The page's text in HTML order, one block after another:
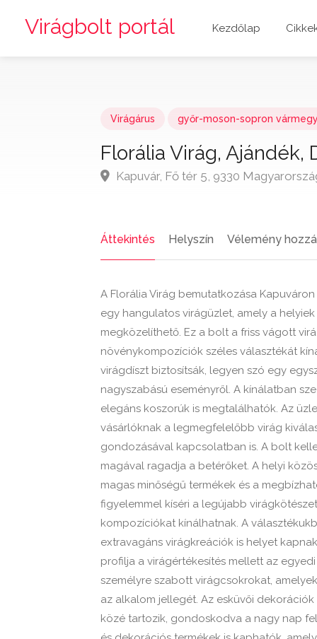
Virágbolt portál Kezdőlap
Virágárus győr-moson-sopron
Florália Virág, Ajándék,
Kapuvár, Fő tér 5, 9330
Áttekintés Helyszín Vélemény
A Florália Virág bemutatkozása
egy hangulatos virágüzlet, amely a
megközelíthető. Ez a bolt a friss vágott
növénykompozíciók széles választékát
virágdíszt biztosítsák, legyen szó egy
nagyszabású eseményről. A kínálatban
elegáns koszorúk is megtalálhatók. Az
vásárlóknak a legmegfelelőbb virág
gondozásával kapcsolatban is. A bolt
magával ragadja a betérőket. A helyi
magas minőségű termékek és a
figyelemmel kíséri a legújabb
kompozíciókat kínálhatnak. A
extravagáns virágkreációk is helyet
profilja a virágértékesítés mellett az
személyre szabott virágcsokrokat,
az alkalom jellegét. Az esküvői
közé tartozik, gondoskodva a nagy nap